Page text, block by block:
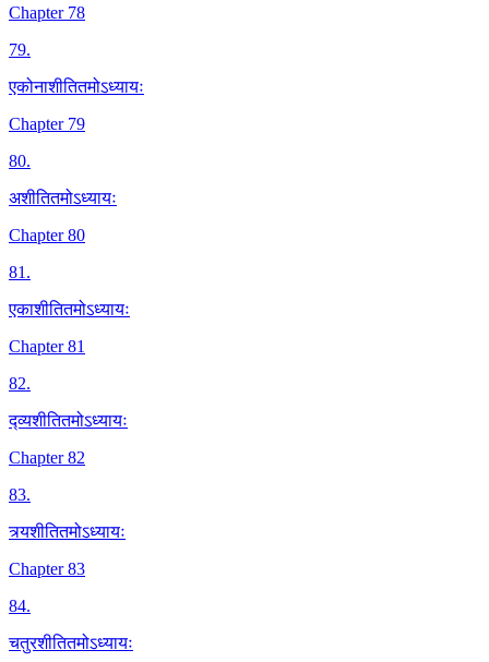
Chapter 78
79.
एकोनाशीतितमोऽध्यायः
Chapter 79
80.
अशीतितमोऽध्यायः
Chapter 80
81.
एकाशीतितमोऽध्यायः
Chapter 81
82.
द्व्यशीतितमोऽध्यायः
Chapter 82
83.
त्र्यशीतितमोऽध्यायः
Chapter 83
84.
चतुरशीतितमोऽध्यायः